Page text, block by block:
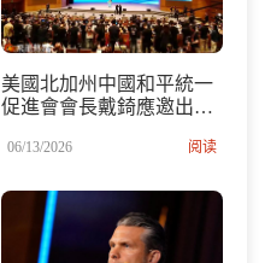
美國北加州中國和平統一
促進會會長戴錡應邀出席
06/13/2026 阅读